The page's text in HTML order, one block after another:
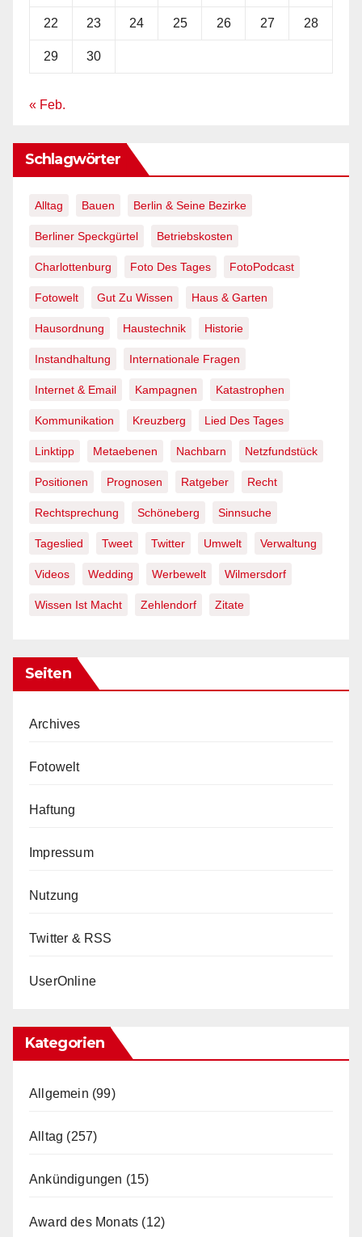
22 23 24 25 26 27 28
29 30
« Feb.
Schlagwörter
Alltag Bauen Berlin & Seine Bezirke
Berliner Speckgürtel Betriebskosten
Charlottenburg Foto Des Tages FotoPodcast
Fotowelt Gut Zu Wissen Haus & Garten
Hausordnung Haustechnik Historie
Instandhaltung Internationale Fragen
Internet & Email Kampagnen Katastrophen
Kommunikation Kreuzberg Lied Des Tages
Linktipp Metaebenen Nachbarn Netzfundstück
Positionen Prognosen Ratgeber Recht
Rechtsprechung Schöneberg Sinnsuche
Tageslied Tweet Twitter Umwelt Verwaltung
Videos Wedding Werbewelt Wilmersdorf
Wissen Ist Macht Zehlendorf Zitate
Seiten
Archives
Fotowelt
Haftung
Impressum
Nutzung
Twitter & RSS
UserOnline
Kategorien
Allgemein (99)
Alltag (257)
Ankündigungen (15)
Award des Monats (12)